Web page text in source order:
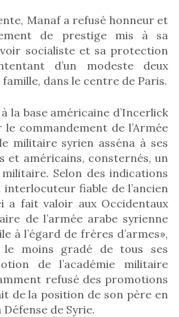
Manaf a refusé honneur et
de prestige mis à sa
socialiste et sa protection
d’un modeste deux
dans le centre de Paris.
la base américaine d’Incerlick
commandement de l’Armée
militaire syrien asséna à ses
et américains, consternés, un
Selon des indications
interlocuteur fiable de l’ancien
a fait valoir aux Occidentaux
de l’armée arabe syrienne
à l’égard de frères d’armes»,
le moins gradé de tous ses
de l’académie militaire
refusé des promotions
de la position de son père en
de Syrie.